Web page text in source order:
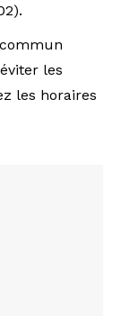
les
les horaires